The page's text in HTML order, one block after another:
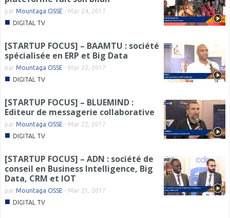
par Mountaga CISSE - Mar 24, 2017
■ DIGITAL TV
[STARTUP FOCUS] – BAAMTU : société
spécialisée en ERP et Big Data
par Mountaga CISSE - Mar 22, 2017
■ DIGITAL TV
[STARTUP FOCUS] – BLUEMIND :
Editeur de messagerie collaborative
par Mountaga CISSE - Mar 22, 2017
■ DIGITAL TV
[STARTUP FOCUS] – ADN : société de
conseil en Business Intelligence, Big
Data, CRM et IOT
par Mountaga CISSE - Mar 21, 2017
■ DIGITAL TV